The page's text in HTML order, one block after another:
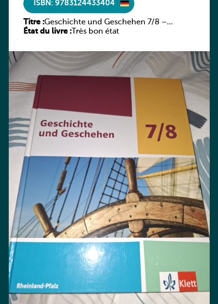
ISBN: 9783124433404
Titre :Geschichte und Geschehen 7/8 –
Rheinland-Pfalz
État du livre :Très bon état